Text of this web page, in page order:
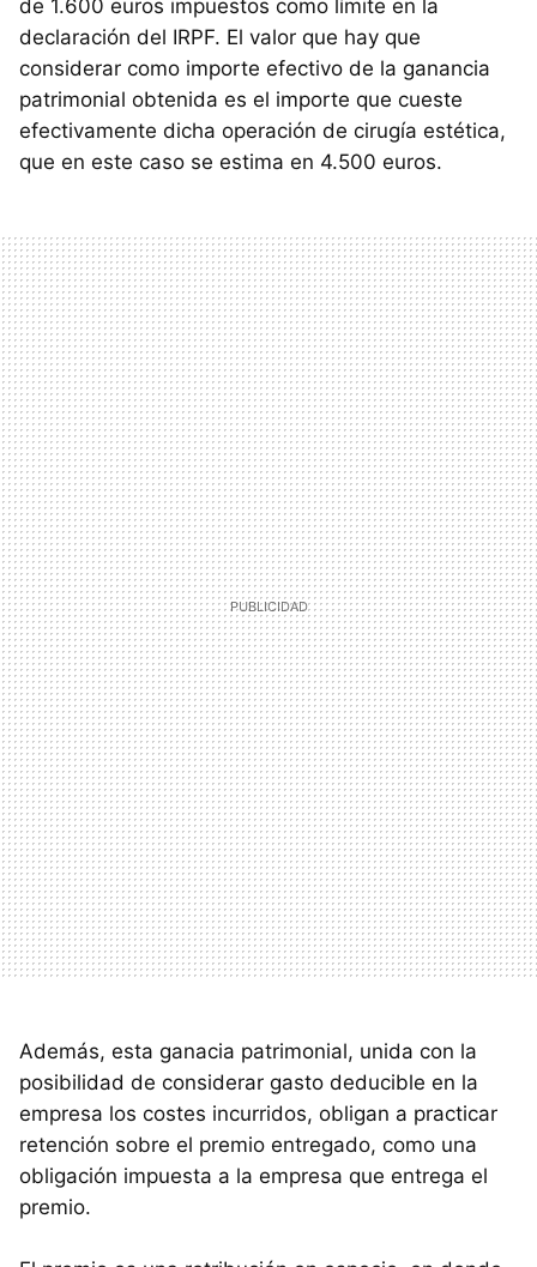
de 1.600 euros impuestos como límite en la
declaración del IRPF. El valor que hay que
considerar como importe efectivo de la ganancia
patrimonial obtenida es el importe que cueste
efectivamente dicha operación de cirugía estética,
que en este caso se estima en 4.500 euros.
Además, esta ganacia patrimonial, unida con la
posibilidad de considerar gasto deducible en la
empresa los costes incurridos, obligan a practicar
retención sobre el premio entregado, como una
obligación impuesta a la empresa que entrega el
premio.